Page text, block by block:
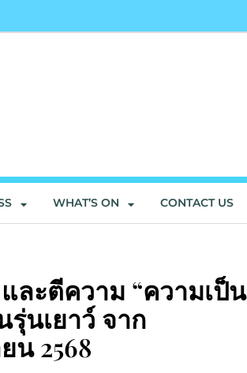
WHAT’S ON CONTACT US
ละตีความ “ความเป็น
นเยาว์ จาก
น 2568